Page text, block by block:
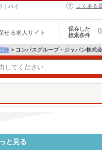
｜バイ
よくある
せる求人サイト
保存した
検索条件
0
師 > コンパスグループ・ジャパン株式
と見る